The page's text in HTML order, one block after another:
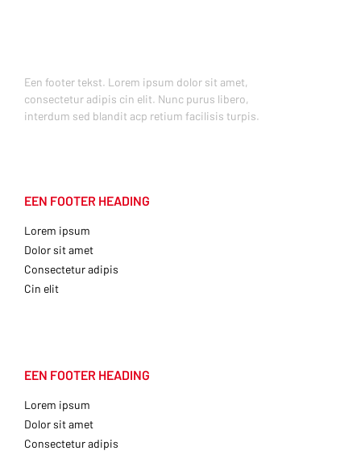
Een footer tekst. Lorem ipsum dolor sit amet,
consectetur adipis cin elit. Nunc purus libero,
interdum sed blandit acp retium facilisis turpis.
EEN FOOTER HEADING
Lorem ipsum
Dolor sit amet
Consectetur adipis
Cin elit
EEN FOOTER HEADING
Lorem ipsum
Dolor sit amet
Consectetur adipis